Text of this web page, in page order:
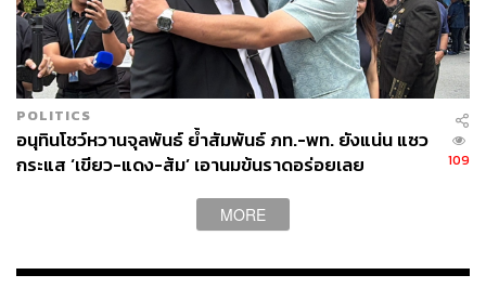
POLITICS
อนุทินโชว์หวานจุลพันธ์ ย้ำสัมพันธ์ ภท.-พท. ยังแน่น แซว
กระแส ‘เขียว-แดง-ส้ม’ เอานมข้นราดอร่อยเลย
109
MORE